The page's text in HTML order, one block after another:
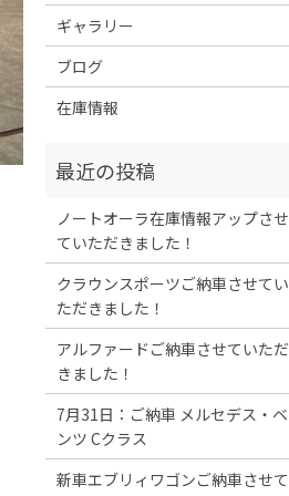
ギャラリー
ブログ
在庫情報
ノートオーラ在庫情報アップさせ
ていただきました！
クラウンスポーツご納車させてい
ただきました！
アルファードご納車させていただ
きました！
7月31日：ご納車 メルセデス・ベ
ンツ Cクラス
新車エブリィワゴンご納車させて